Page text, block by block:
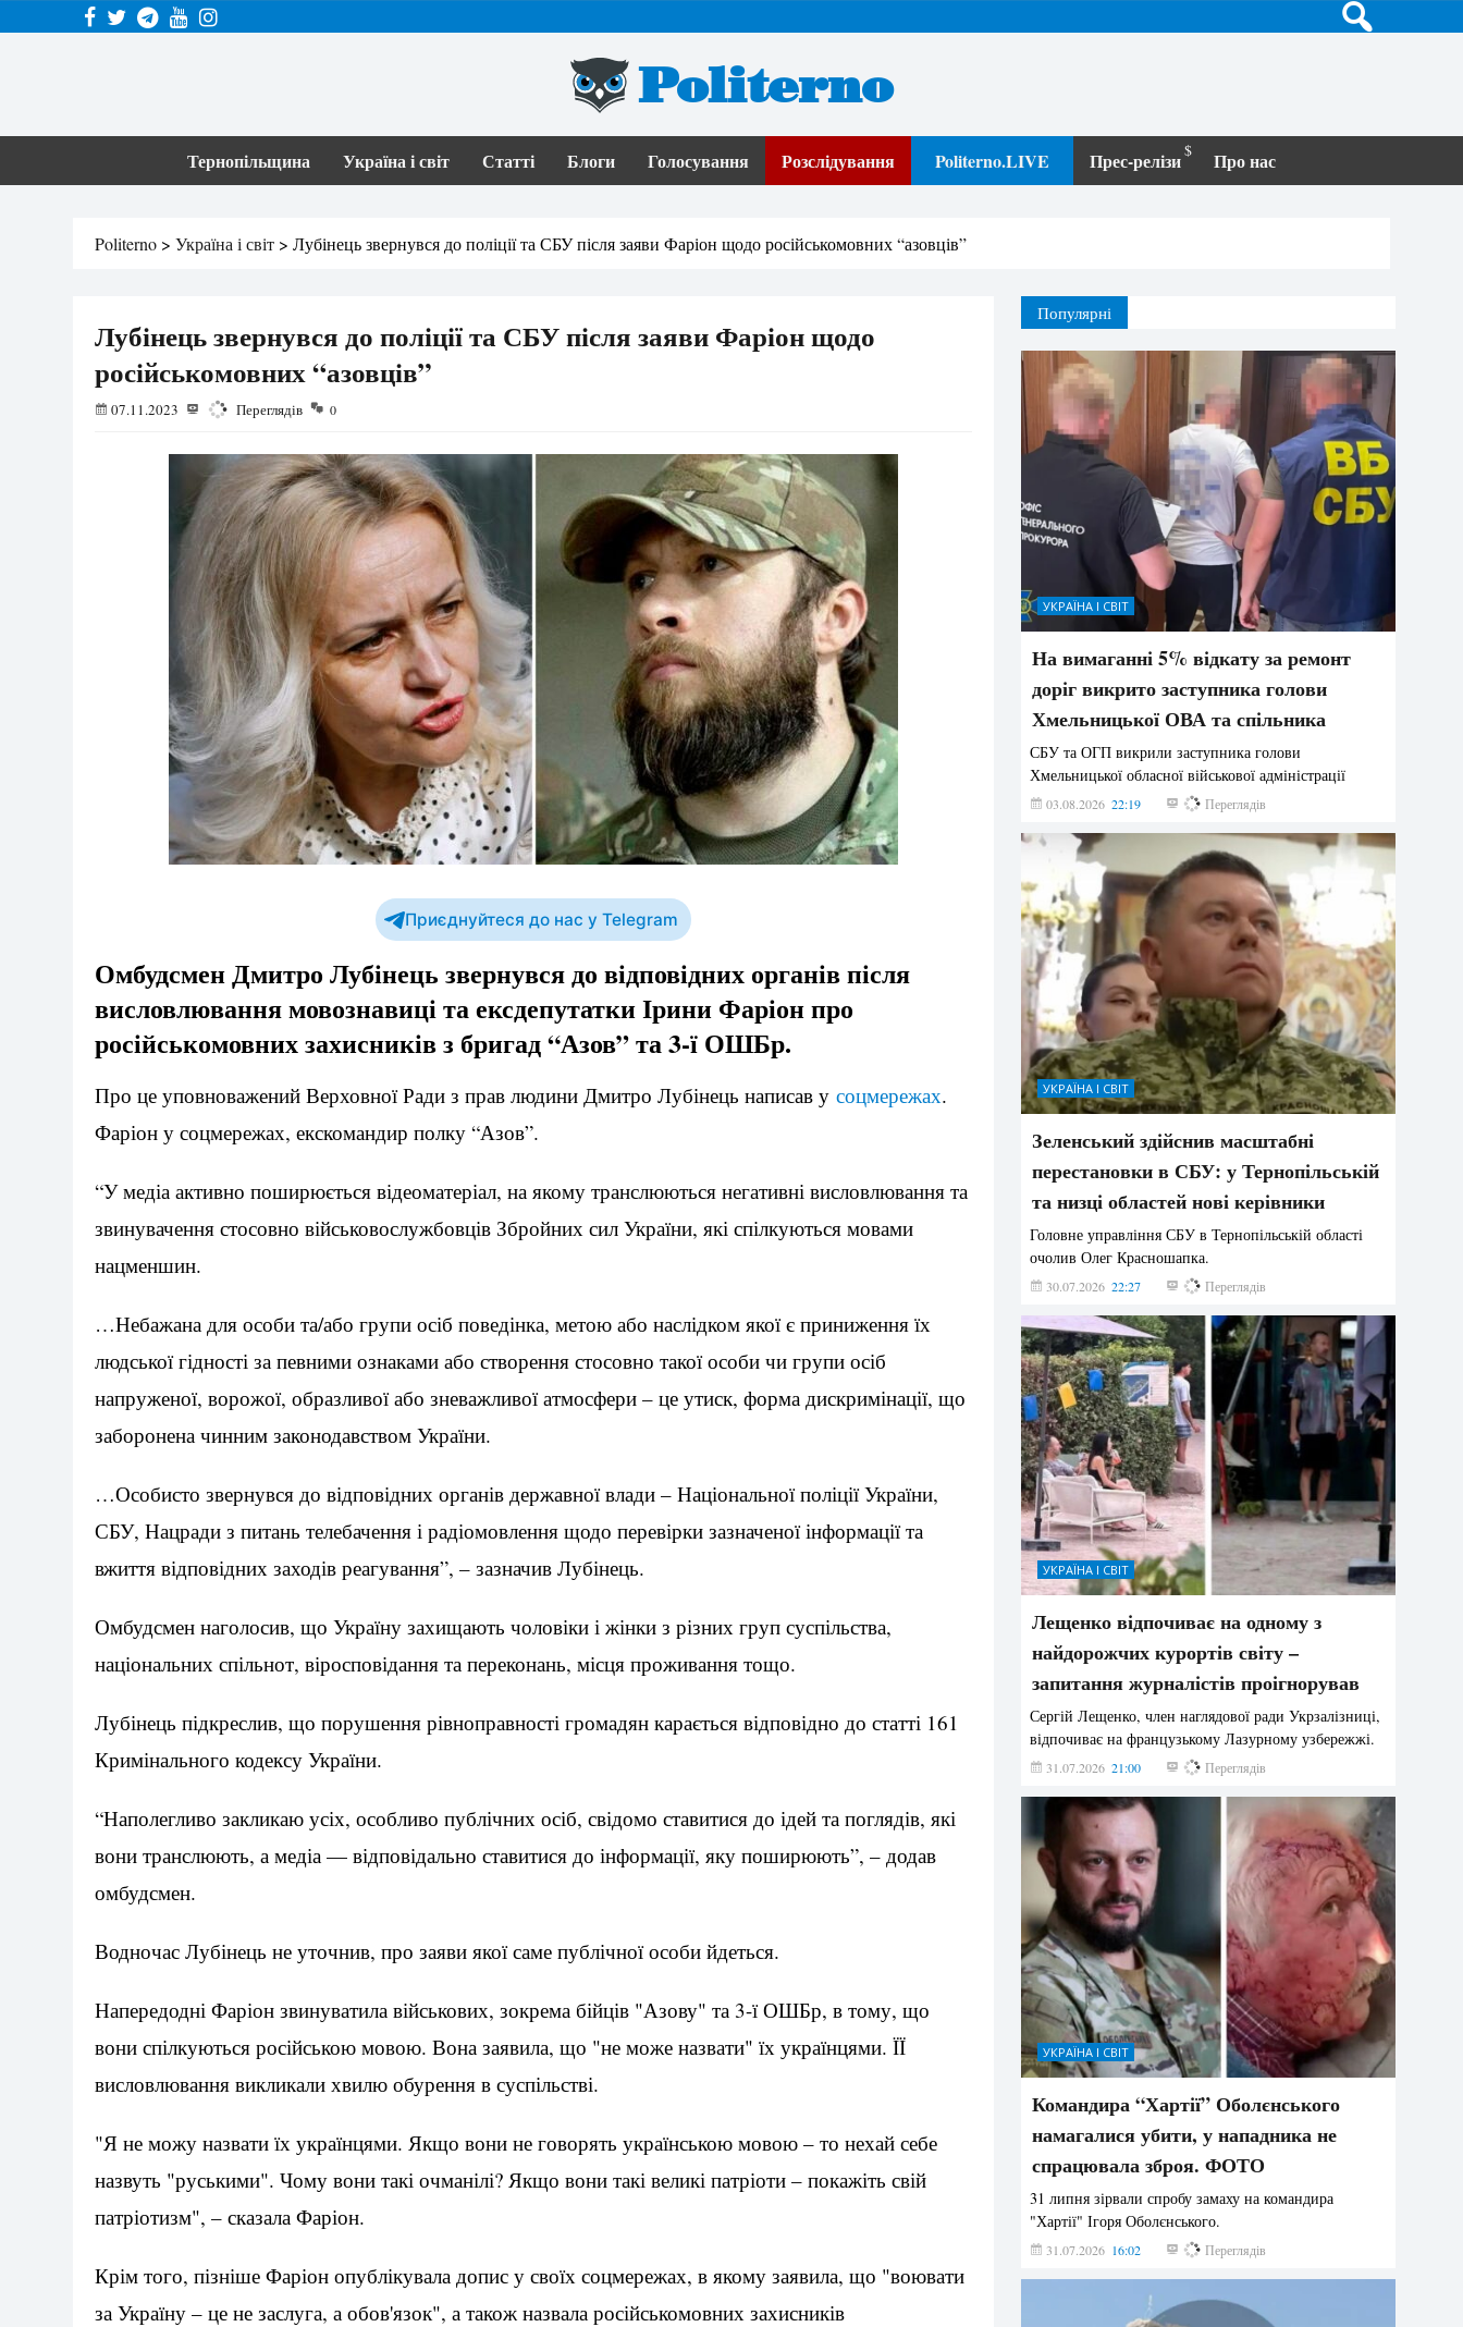
Politerno
Тернопільщина Україна і світ Статті Блоги Голосування Розслідування Politerno.LIVE Прес-релізи Про нас
Politerno > Україна і світ > Лубінець звернувся до поліції та СБУ після заяви Фаріон щодо російськомовних “азовців”
Лубінець звернувся до поліції та СБУ після заяви Фаріон щодо
російськомовних “азовців”
07.11.2023 1384 Переглядів 0
Приєднуйтеся до нас у Telegram
Омбудсмен Дмитро Лубінець звернувся до відповідних органів після
висловлювання мовознавиці та ексдепутатки Ірини Фаріон про
російськомовних захисників з бригад “Азов” та 3-ї ОШБр.
Про це уповноважений Верховної Ради з прав людини Дмитро Лубінець написав у соцмережах.
Фаріон у соцмережах, екскомандир полку “Азов”.
“У медіа активно поширюється відеоматеріал, на якому транслюються негативні висловлювання та
звинувачення стосовно військовослужбовців Збройних сил України, які спілкуються мовами
нацменшин.
…Небажана для особи та/або групи осіб поведінка, метою або наслідком якої є приниження їх
людської гідності за певними ознаками або створення стосовно такої особи чи групи осіб
напруженої, ворожої, образливої або зневажливої атмосфери – це утиск, форма дискримінації, що
заборонена чинним законодавством України.
…Особисто звернувся до відповідних органів державної влади – Національної поліції України,
СБУ, Нацради з питань телебачення і радіомовлення щодо перевірки зазначеної інформації та
вжиття відповідних заходів реагування”, – зазначив Лубінець.
Омбудсмен наголосив, що Україну захищають чоловіки і жінки з різних груп суспільства,
національних спільнот, віросповідання та переконань, місця проживання тощо.
Лубінець підкреслив, що порушення рівноправності громадян карається відповідно до статті 161
Кримінального кодексу України.
“Наполегливо закликаю усіх, особливо публічних осіб, свідомо ставитися до ідей та поглядів, які
вони транслюють, а медіа — відповідально ставитися до інформації, яку поширюють”, – додав
омбудсмен.
Водночас Лубінець не уточнив, про заяви якої саме публічної особи йдеться.
Напередодні Фаріон звинуватила військових, зокрема бійців "Азову" та 3-ї ОШБр, в тому, що
вони спілкуються російською мовою. Вона заявила, що "не може назвати" їх українцями. ЇЇ
висловлювання викликали хвилю обурення в суспільстві.
"Я не можу назвати їх українцями. Якщо вони не говорять українською мовою – то нехай себе
назвуть "руськими". Чому вони такі очманілі? Якщо вони такі великі патріоти – покажіть свій
патріотизм", – сказала Фаріон.
Крім того, пізніше Фаріон опублікувала допис у своїх соцмережах, в якому заявила, що "воювати
за Україну – це не заслуга, а обов'язок", а також назвала російськомовних захисників
Популярні
УКРАЇНА І СВІТ
На вимаганні 5% відкату за ремонт
доріг викрито заступника голови
Хмельницької ОВА та спільника
СБУ та ОГП викрили заступника голови
Хмельницької обласної військової адміністрації
03.08.2026 22:19 832 Переглядів
УКРАЇНА І СВІТ
Зеленський здійснив масштабні
перестановки в СБУ: у Тернопільській
та низці областей нові керівники
Головне управління СБУ в Тернопільській області
очолив Олег Красношапка.
30.07.2026 22:27 622 Переглядів
УКРАЇНА І СВІТ
Лещенко відпочиває на одному з
найдорожчих курортів світу –
запитання журналістів проігнорував
Сергій Лещенко, член наглядової ради Укрзалізниці,
відпочиває на французькому Лазурному узбережжі.
31.07.2026 21:00 201 Переглядів
УКРАЇНА І СВІТ
Командира “Хартії” Оболєнського
намагалися убити, у нападника не
спрацювала зброя. ФОТО
31 липня зірвали спробу замаху на командира
"Хартії" Ігоря Оболєнського.
31.07.2026 16:02 183 Переглядів